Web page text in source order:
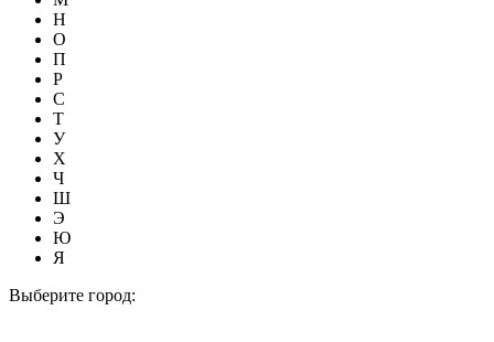
Н
О
П
Р
С
Т
У
Х
Ч
Ш
Э
Ю
Я
Выберите город: